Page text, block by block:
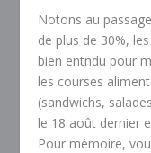
Notons au
de plus de 30%,
bien entndu pour
les courses
(sandwichs,
le 18 août dernier
Pour mémoire,